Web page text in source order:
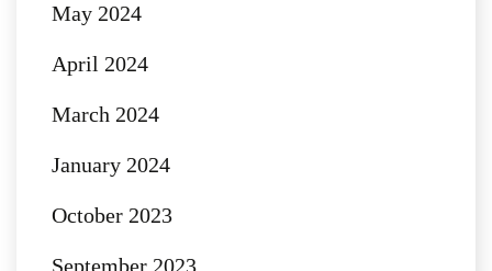
May 2024
April 2024
March 2024
January 2024
October 2023
September 2023